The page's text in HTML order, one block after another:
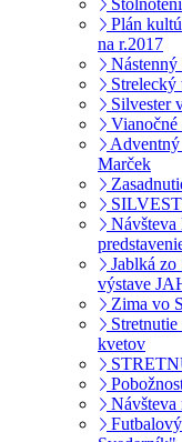
Plán
na r.2017
Silvester
Vianočné
Adventný
Marček
Návšteva
Jablká zo
výstave
Zima vo
kvetov
Návšteva